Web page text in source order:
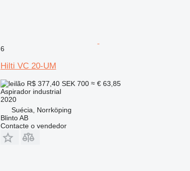
6
Hilti VC 20-UM
R$ 377,40 SEK 700 ≈ € 63,85
Aspirador industrial
2020
Suécia, Norrköping
Blinto AB
Contacte o vendedor